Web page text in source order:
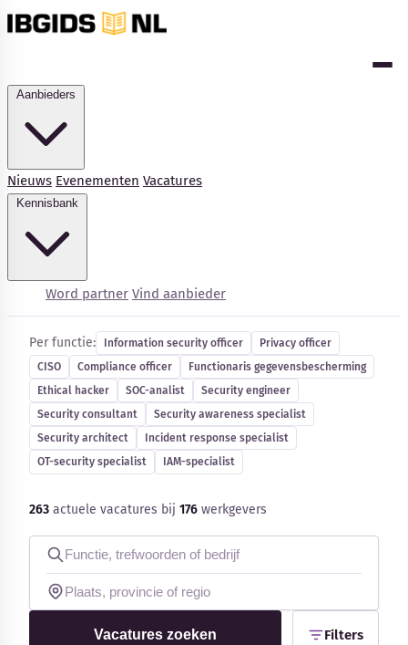
Nieuws Evenementen Vacatures
Word partner Vind aanbieder
Kennisbank
Blog
Bedrijfsupdates
Cybersecurity-vacatures
Per functie: Information security officer
Privacy officer
CISO
Compliance officer
Functionaris gegevensbescherming
Ethical hacker
SOC-analist
Security engineer
Security consultant
Security awareness specialist
Security architect
Incident response specialist
OT-security specialist
IAM-specialist
263 actuele vacatures bij 176 werkgevers
Vacatures zoeken Filters